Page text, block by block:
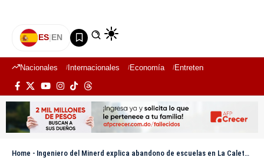
ES|EN
Nacionales Internacionales Economía Entretenimiento
Home - Ingeniero del Minerd explica abandono de escuelas en La Caleta y anuncia medidas